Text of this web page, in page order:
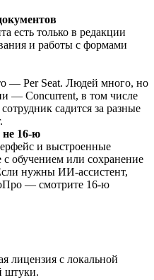
есть только в редакции
и работы с формами
— Per Seat. Людей много, но
— Concurrent, в том числе
садится за разные
не 16-ю
и выстроенные
обучением или сохранение
нужны ИИ-ассистент,
— смотрите 16-ю
лицензия с локальной
штуки.